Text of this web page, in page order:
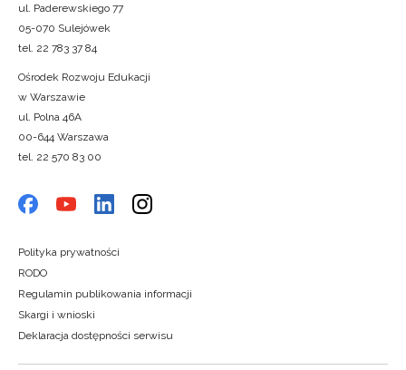
ul. Paderewskiego 77
05-070 Sulejówek
tel. 22 783 37 84
Ośrodek Rozwoju Edukacji
w Warszawie
ul. Polna 46A
00-644 Warszawa
tel. 22 570 83 00
Polityka prywatności
RODO
Regulamin publikowania informacji
Skargi i wnioski
Deklaracja dostępności serwisu